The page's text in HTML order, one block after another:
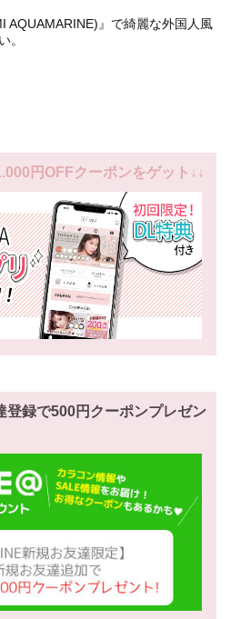
AQUAMARINE)』で綺麗な外国人風
。
円OFFクーポンをゲット↓↓
登録で500円クーポンプレゼン